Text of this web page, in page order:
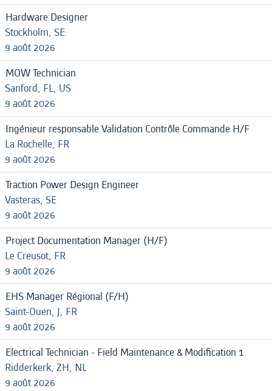
Hardware Designer
Stockholm, SE
9 août 2026
MOW Technician
Sanford, FL, US
9 août 2026
Ingénieur responsable Validation Contrôle Commande H/F
La Rochelle, FR
9 août 2026
Traction Power Design Engineer
Vasteras, SE
9 août 2026
Project Documentation Manager (H/F)
Le Creusot, FR
9 août 2026
EHS Manager Régional (F/H)
Saint-Ouen, J, FR
9 août 2026
Electrical Technician - Field Maintenance & Modification 1
Ridderkerk, ZH, NL
9 août 2026